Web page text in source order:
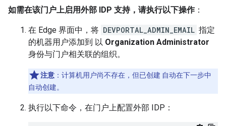
如需在该门户上启用外部 IDP 支持，请执行以下操作：
在 Edge 界面中，将 DEVPORTAL_ADMIN_EMAIL 指定
的机器用户添加到 以 Organization Administrator
身份与门户相关联的组织。
注意 ：计算机用户尚不存在，但已创建 自动在下一步中
自动创建。
执行以下命令，在门户上配置外部 IDP：